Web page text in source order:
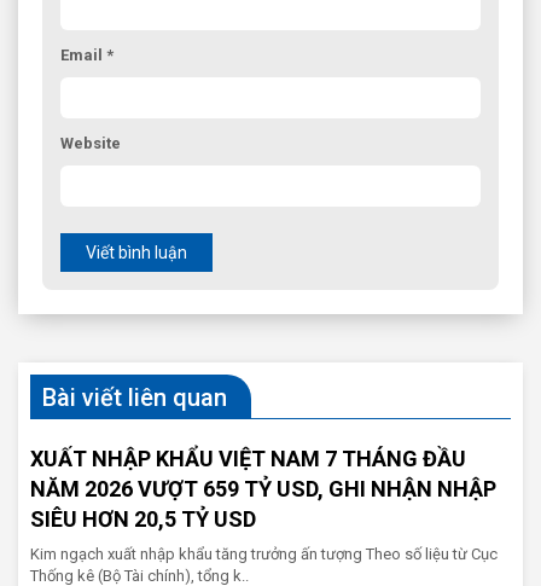
Email *
Website
Viết bình luận
Bài viết liên quan
XUẤT NHẬP KHẨU VIỆT NAM 7 THÁNG ĐẦU
NĂM 2026 VƯỢT 659 TỶ USD, GHI NHẬN NHẬP
SIÊU HƠN 20,5 TỶ USD
Kim ngạch xuất nhập khẩu tăng trưởng ấn tượng Theo số liệu từ Cục
Thống kê (Bộ Tài chính), tổng k..